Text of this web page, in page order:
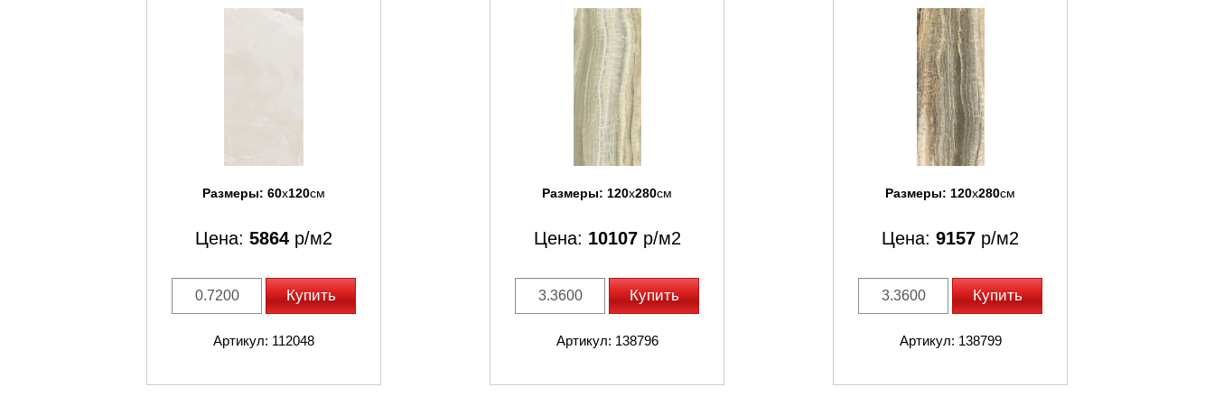
Размеры: 60x120см
Цена: 5864 р/м2
Купить
Артикул: 112048
Размеры: 120x280см
Цена: 10107р/м2
Купить
Артикул: 138796
Размеры: 120x280см
Цена: 9157 р/м2
Купить
Артикул: 138799